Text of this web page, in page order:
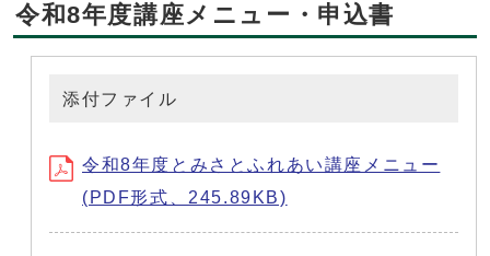
令和8年度講座メニュー・申込書
添付ファイル
令和8年度とみさとふれあい講座メニュー
(PDF形式、245.89KB)